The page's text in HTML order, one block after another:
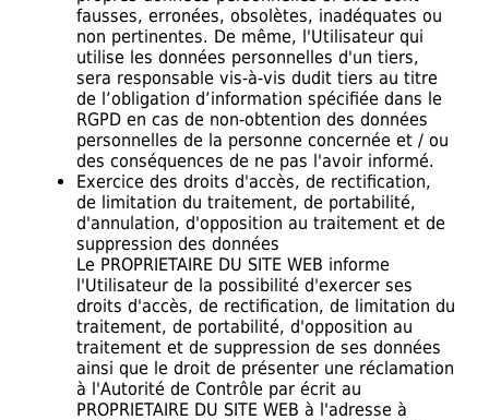
fausses, erronées, obsolètes, inadéquates ou
non pertinentes. De même, l'Utilisateur qui
utilise les données personnelles d'un tiers,
sera responsable vis-à-vis dudit tiers au titre
de l’obligation d’information spécifiée dans le
RGPD en cas de non-obtention des données
personnelles de la personne concernée et / ou
des conséquences de ne pas l'avoir informé.
Exercice des droits d'accès, de rectification,
de limitation du traitement, de portabilité,
d'annulation, d'opposition au traitement et de
suppression des données
Le PROPRIETAIRE DU SITE WEB informe
l'Utilisateur de la possibilité d'exercer ses
droits d'accès, de rectification, de limitation du
traitement, de portabilité, d'opposition au
traitement et de suppression de ses données
ainsi que le droit de présenter une réclamation
à l'Autorité de Contrôle par écrit au
PROPRIETAIRE DU SITE WEB à l'adresse à